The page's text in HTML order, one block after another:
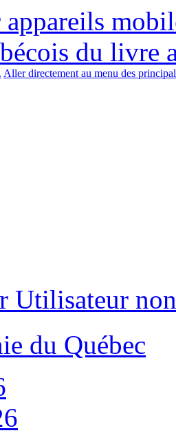
du livre
Aller directement au menu des
Utilisateur
du Québec